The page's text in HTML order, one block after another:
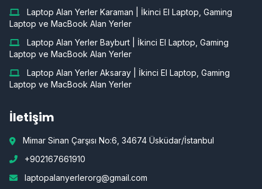
Laptop Alan Yerler Karaman | İkinci El Laptop, Gaming
Laptop ve MacBook Alan Yerler
Laptop Alan Yerler Bayburt | İkinci El Laptop, Gaming
Laptop ve MacBook Alan Yerler
Laptop Alan Yerler Aksaray | İkinci El Laptop, Gaming
Laptop ve MacBook Alan Yerler
İletişim
Mimar Sinan Çarşısı No:6, 34674 Üsküdar/İstanbul
+902167661910
laptopalanyerlerorg@gmail.com